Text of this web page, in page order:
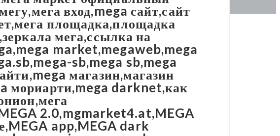
вход,mega сайт,сайт
площадка,площадка
мега,ссылка на
market,megaweb,mega
sb,mega sb,mega
магазин,магазин
мориарти,mega darknet,как
2.0,mgmarket4.at,MEGA
app,MEGA dark